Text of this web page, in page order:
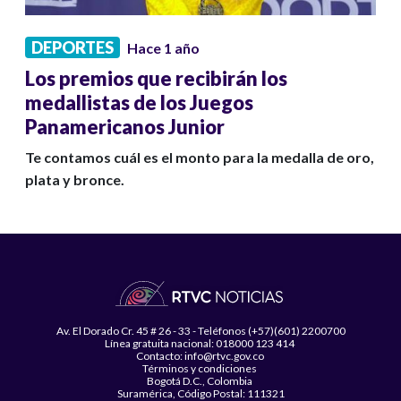
DEPORTES Hace 1 año
Los premios que recibirán los
medallistas de los Juegos
Panamericanos Junior
Te contamos cuál es el monto para la medalla de oro,
plata y bronce.
Av. El Dorado Cr. 45 # 26 - 33 - Teléfonos (+57)(601) 2200700
Línea gratuita nacional: 018000 123 414
Contacto: info@rtvc.gov.co
Términos y condiciones
Bogotá D.C., Colombia
Suramérica, Código Postal: 111321